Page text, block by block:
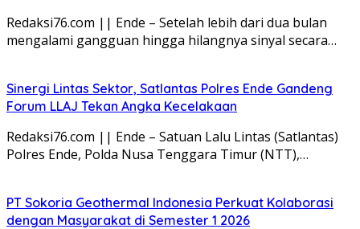
Redaksi76.com || Ende – Setelah lebih dari dua bulan
mengalami gangguan hingga hilangnya sinyal secara…
Sinergi Lintas Sektor, Satlantas Polres Ende Gandeng
Forum LLAJ Tekan Angka Kecelakaan
Redaksi76.com || Ende – Satuan Lalu Lintas (Satlantas)
Polres Ende, Polda Nusa Tenggara Timur (NTT),…
PT Sokoria Geothermal Indonesia Perkuat Kolaborasi
dengan Masyarakat di Semester 1 2026